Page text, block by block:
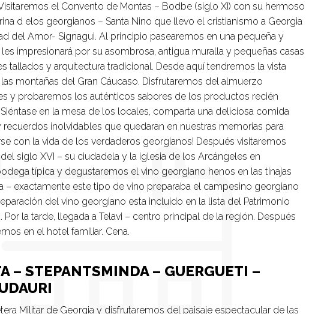
el Convento de Montas – Bodbe (siglo XI) con su hermoso
d elos georgianos – Santa Nino que llevo el cristianismo a Georgia
del Amor- Signagui. Al principio pasearemos en una pequeña y
impresionará por su asombrosa, antigua muralla y pequeñas casas
tallados y arquitectura tradicional. Desde aquí tendremos la vista
montañas del Gran Cáucaso. Disfrutaremos del almuerzo
y probaremos los auténticos sabores de los productos recién
en la mesa de los locales, comparta una deliciosa comida
inolvidables que quedaran en nuestras memorias para
con la vida de los verdaderos georgianos! Después visitaremos
siglo XVI – su ciudadela y la iglesia de los Arcángeles en
típica y degustaremos el vino georgiano henos en las tinajas
– exactamente este tipo de vino preparaba el campesino georgiano
del vino georgiano esta incluido en la lista del Patrimonio
la tarde, llegada a Telavi – centro principal de la región. Después
en el hotel familiar. Cena.
– STEPANTSMINDA – GUERGUETI –
Militar de Georgia y disfrutaremos del paisaje espectacular de las